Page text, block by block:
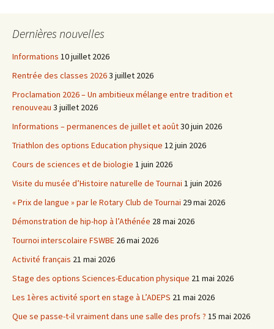
articles
Dernières nouvelles
Informations 10 juillet 2026
Rentrée des classes 20263 juillet 2026
Proclamation 2026 – Un ambitieux mélange entre tradition et
renouveau 3 juillet 2026
Informations – permanences de juillet et août30 juin 2026
Triathlon des options Education physique 12 juin 2026
Cours de sciences et de biologie 1 juin 2026
Visite du musée d’Histoire naturelle de Tournai 1 juin 2026
« Prix de langue » par le Rotary Club de Tournai 29 mai 2026
Démonstration de hip-hop à l’Athénée 28 mai 2026
Tournoi interscolaire FSWBE 26 mai 2026
Activité français 21 mai 2026
Stage des options Sciences-Education physique 21 mai 2026
Les 1ères activité sport en stage à L’ADEPS 21 mai 2026
Que se passe-t-il vraiment dans une salle des profs ? 15 mai 2026